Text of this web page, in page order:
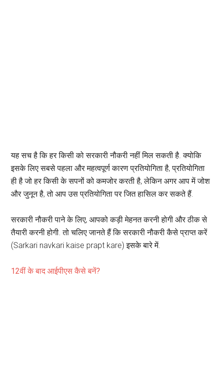
यह सच है कि हर किसी को सरकारी नौकरी नहीं मिल सकती है. क्योकि
इसके लिए सबसे पहला और महत्वपूर्ण कारण प्रतियोगिता है, प्रतियोगिता
ही है जो हर किसी के सपनों को कमजोर करती है, लेकिन अगर आप में जोश
और जुनून है, तो आप उस प्रतियोगिता पर जित हासिल कर सकते हैं.
सरकारी नौकरी पाने के लिए, आपको कड़ी मेहनत करनी होगी और ठीक से
तैयारी करनी होगी. तो चलिए जानते हैं कि सरकारी नौकरी कैसे प्राप्त करें
(Sarkari navkari kaise prapt kare) इसके बारे में.
12वीं के बाद आईपीएस कैसे बनें?